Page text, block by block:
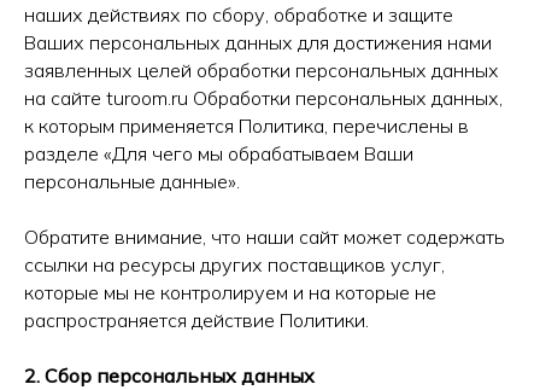
наших действиях по сбору, обработке и защите
Ваших персональных данных для достижения нами
заявленных целей обработки персональных данных
на сайте turoom.ru Обработки персональных данных,
к которым применяется Политика, перечислены в
разделе «Для чего мы обрабатываем Ваши
персональные данные».
Обратите внимание, что наши сайт может содержать
ссылки на ресурсы других поставщиков услуг,
которые мы не контролируем и на которые не
распространяется действие Политики.
2. Сбор персональных данных